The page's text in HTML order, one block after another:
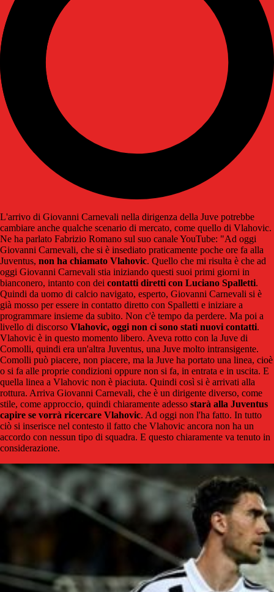
L'arrivo di Giovanni Carnevali nella dirigenza della Juve potrebbe
cambiare anche qualche scenario di mercato, come quello di Vlahovic.
Ne ha parlato Fabrizio Romano sul suo canale YouTube: "Ad oggi
Giovanni Carnevali, che si è insediato praticamente poche ore fa alla
Juventus, non ha chiamato Vlahovic. Quello che mi risulta è che ad
oggi Giovanni Carnevali stia iniziando questi suoi primi giorni in
bianconero, intanto con dei contatti diretti con Luciano Spalletti.
Quindi da uomo di calcio navigato, esperto, Giovanni Carnevali si è
già mosso per essere in contatto diretto con Spalletti e iniziare a
programmare insieme da subito. Non c'è tempo da perdere. Ma poi a
livello di discorso Vlahovic, oggi non ci sono stati nuovi contatti.
Vlahovic è in questo momento libero. Aveva rotto con la Juve di
Comolli, quindi era un'altra Juventus, una Juve molto intransigente.
Comolli può piacere, non piacere, ma la Juve ha portato una linea, cioè
o si fa alle proprie condizioni oppure non si fa, in entrata e in uscita. E
quella linea a Vlahovic non è piaciuta. Quindi così si è arrivati alla
rottura. Arriva Giovanni Carnevali, che è un dirigente diverso, come
stile, come approccio, quindi chiaramente adesso starà alla Juventus
capire se vorrà ricercare Vlahovic. Ad oggi non l'ha fatto. In tutto
ciò si inserisce nel contesto il fatto che Vlahovic ancora non ha un
accordo con nessun tipo di squadra. E questo chiaramente va tenuto in
considerazione.